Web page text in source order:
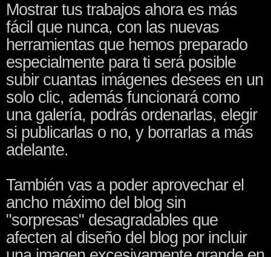
Mostrar tus trabajos ahora es más
fácil que nunca, con las nuevas
herramientas que hemos preparado
especialmente para ti será posible
subir cuantas imágenes desees en un
solo clic, además funcionará como
una galería, podrás ordenarlas, elegir
si publicarlas o no, y borrarlas a más
adelante.
También vas a poder aprovechar el
ancho máximo del blog sin
"sorpresas" desagradables que
afecten al diseño del blog por incluir